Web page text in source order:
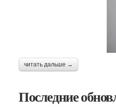
читать дальше →
Последние